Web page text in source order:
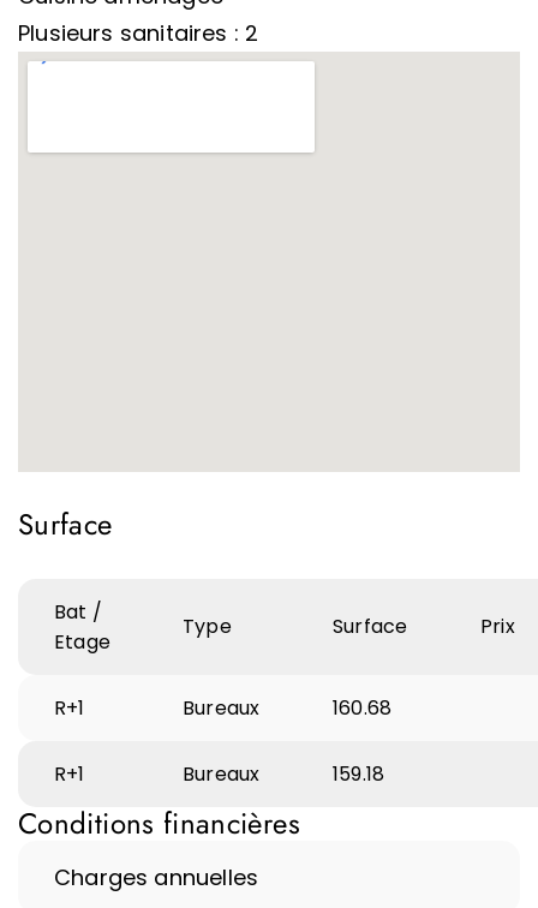
Plusieurs sanitaires : 2
Surface
Bat /
Etage
Type Surface Prix
R+1 Bureaux 160.68
R+1 Bureaux 159.18
Conditions financières
Charges annuelles